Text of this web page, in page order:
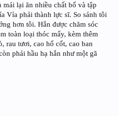
lại ăn nhiều chất bổ và tập
Vỉa phải thành lực sĩ. So sánh tôi
hơn tôi. Hắn được chăm sóc
toàn loại thóc mẩy, kèm thêm
rau tươi, cao hổ cốt, cao ban
phải hầu hạ hắn như một gã